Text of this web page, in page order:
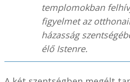
templomokban
figyelmet az
házasság
élő Istenre.